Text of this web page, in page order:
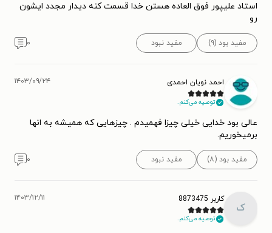
استاد علیپور فوق العاده هستن خدا قسمت کنه دیدار مجدد ایشون
رو
مفید بود (۹) مفید نبود ۰
احمد نویان احمدی
توصیه می‌کنم.
۱۴۰۳/۰۹/۲۴
عالی بود خدایی خیلی چیزا فهمیدم . چیزهایی که همیشه به انها
برمیخوریم.
مفید بود (۸) مفید نبود ۰
ک
کاربر 8873475
توصیه می‌کنم.
۱۴۰۳/۱۲/۱۱